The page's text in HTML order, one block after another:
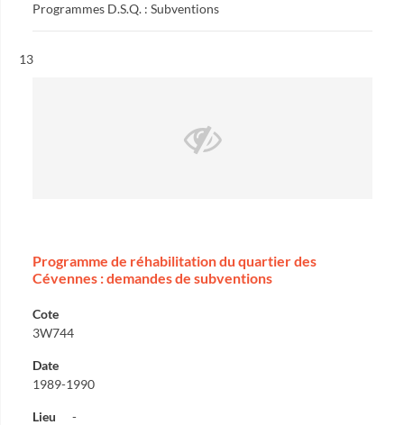
Programmes D.S.Q. : Subventions
Résultat n°
13
Programme de réhabilitation du quartier des
Cévennes : demandes de subventions
Cote
3W744
Date
1989-1990
Lieu -